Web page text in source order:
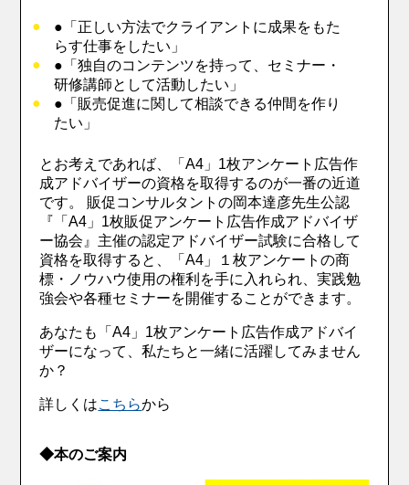
●「正しい方法でクライアントに成果をもた
らす仕事をしたい」
●「独自のコンテンツを持って、セミナー・
研修講師として活動したい」
●「販売促進に関して相談できる仲間を作り
たい」
とお考えであれば、「A4」1枚アンケート広告作
成アドバイザーの資格を取得するのが一番の近道
です。 販促コンサルタントの岡本達彦先生公認
『「A4」1枚販促アンケート広告作成アドバイザ
ー協会』主催の認定アドバイザー試験に合格して
資格を取得すると、「A4」１枚アンケートの商
標・ノウハウ使用の権利を手に入れられ、実践勉
強会や各種セミナーを開催することができます。
あなたも「A4」1枚アンケート広告作成アドバイ
ザーになって、私たちと一緒に活躍してみません
か？
詳しくはこちらから
◆本のご案内